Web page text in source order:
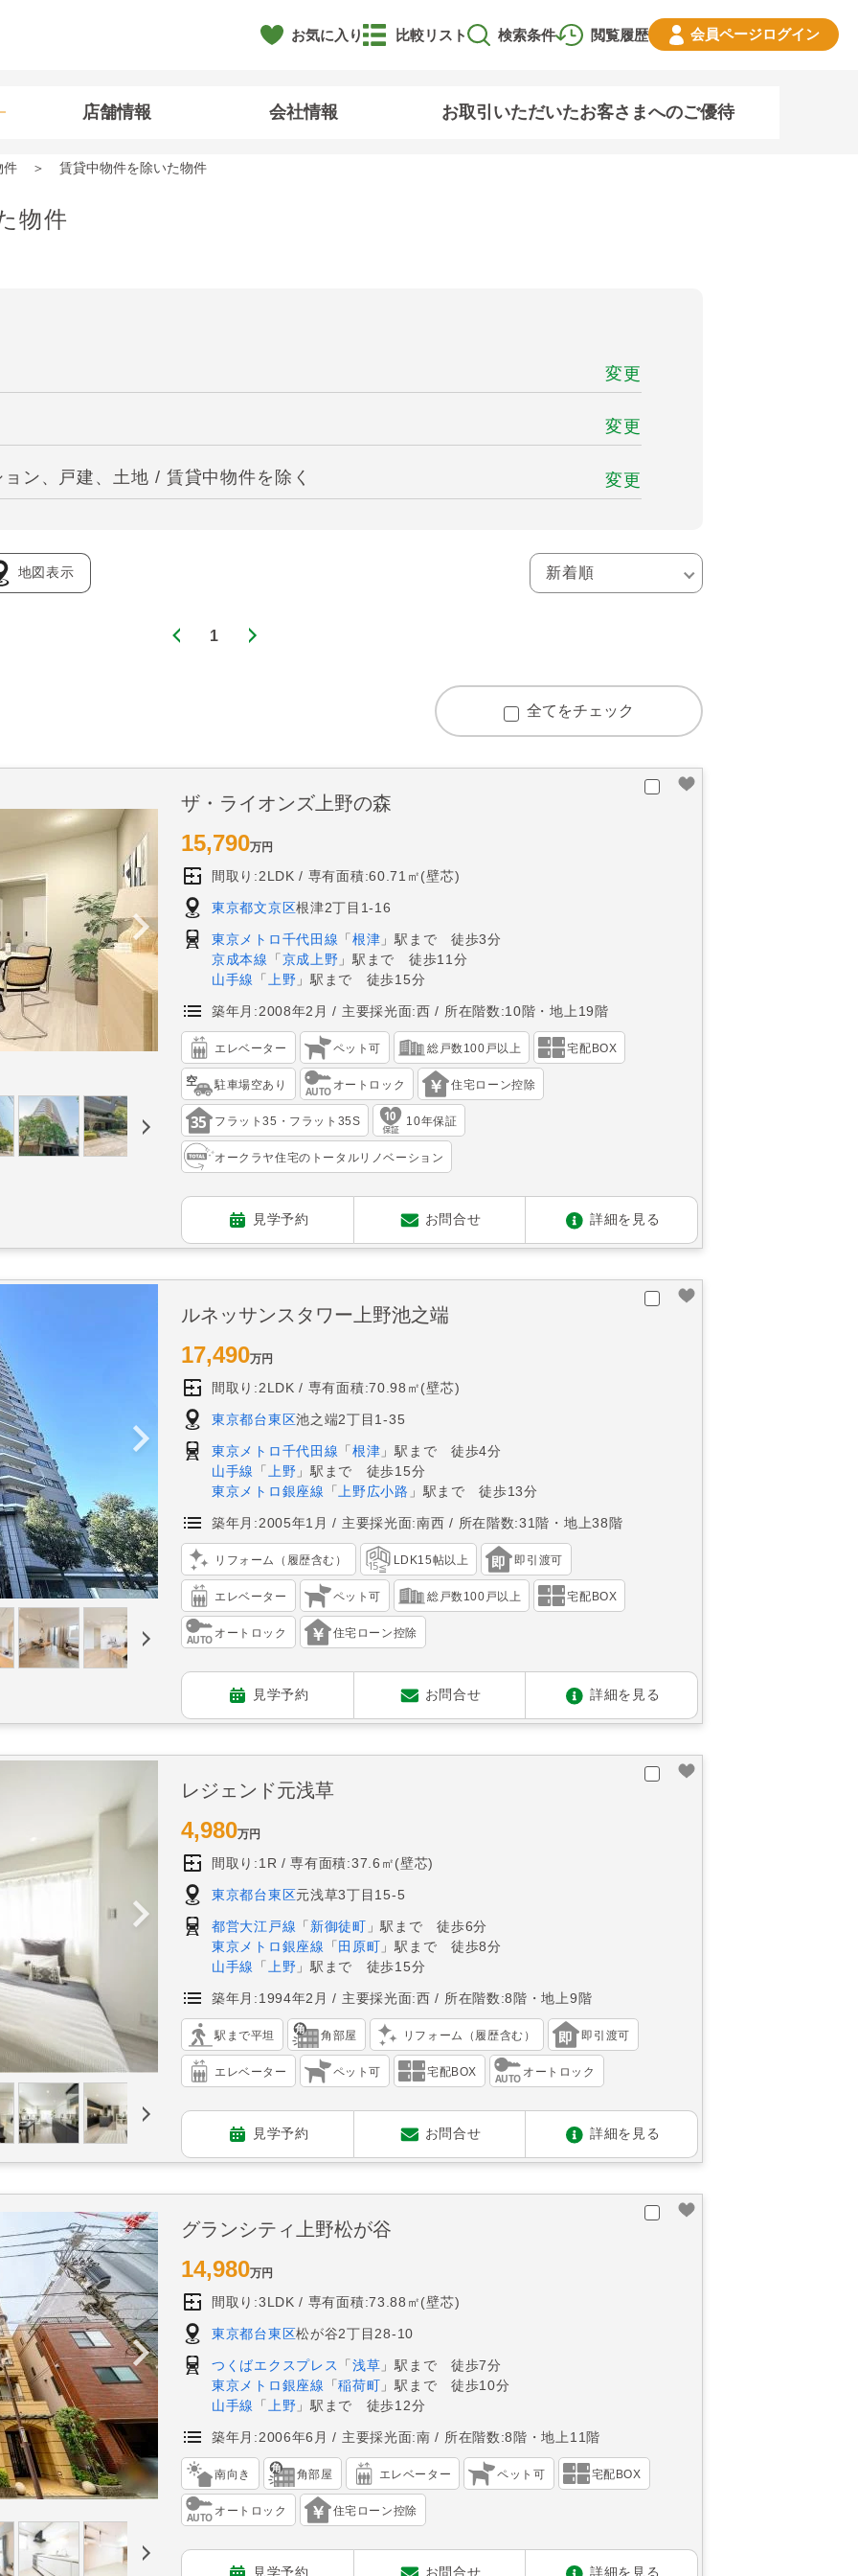
お気に入り 閲覧履歴
比較リスト 検索条件 会員ページログイン
店舗情報 会社情報 お取引いただいたお客さまへのご優待
件 賃貸中物件を除いた物件
物件
変更
変更
ン、戸建、土地 / 賃貸中物件を除く 変更
地図表示
1
全てをチェック
ザ・ライオンズ上野の森
15,790万円
間取り:2LDK 専有面積:60.71㎡(壁芯)
東京都文京区根津2丁目1-16
東京メトロ千代田線 「根津 」駅まで 徒歩3分
京成本線
「 京成上野 」駅まで 徒歩11分
山手線
「 上野 」駅まで 徒歩15分
築年月:2008年2月 主要採光面:西 所在階数:10階・地上19階
エレベーター ペット可 総戸数100戸以上 宅配BOX
駐車場空あり オートロック 住宅ローン控除
フラット35・フラット35S 10年保証
オークラヤ住宅のトータルリノベーション
見学予約 お問合せ 詳細を見る
ルネッサンスタワー上野池之端
17,490万円
間取り:2LDK 専有面積:70.98㎡(壁芯)
東京都台東区池之端2丁目1-35
東京メトロ千代田線 「根津 」駅まで 徒歩4分
山手線
「 上野 」駅まで 徒歩15分
東京メトロ銀座線
「 上野広小路 」駅まで 徒歩13分
築年月:2005年1月 主要採光面:南西 所在階数:31階・地上38階
リフォーム（履歴含む） LDK15帖以上 即引渡可
エレベーター ペット可 総戸数100戸以上 宅配BOX
オートロック 住宅ローン控除
見学予約 お問合せ 詳細を見る
レジェンド元浅草
4,980万円
間取り:1R 専有面積:37.6㎡(壁芯)
東京都台東区元浅草3丁目15-5
都営大江戸線 「 新御徒町 」駅まで 徒歩6分
東京メトロ銀座線
「 田原町 」駅まで 徒歩8分
山手線
「 上野 」駅まで 徒歩15分
築年月:1994年2月 主要採光面:西 所在階数:8階・地上9階
駅まで平坦 角部屋 リフォーム（履歴含む） 即引渡可
エレベーター ペット可 宅配BOX オートロック
見学予約 お問合せ 詳細を見る
グランシティ上野松が谷
14,980万円
間取り:3LDK 専有面積:73.88㎡(壁芯)
東京都台東区松が谷2丁目28-10
つくばエクスプレス 「浅草 」駅まで 徒歩7分
東京メトロ銀座線
「稲荷町 」駅まで 徒歩10分
山手線
「 上野 」駅まで 徒歩12分
築年月:2006年6月 主要採光面:南 所在階数:8階・地上11階
南向き 角部屋 エレベーター ペット可 宅配BOX
オートロック 住宅ローン控除
見学予約 お問合せ 詳細を見る